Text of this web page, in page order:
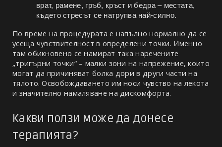
врат, рамене, гръб, кръст и бедра – местата,
където стресът се натрупва най-силно.
По време на процедурата е напълно нормално да се
усеща чувствителност в определени точки. Именно
там обикновено се намират така наречените
„тригърни точки“ – малки зони на напрежение, които
могат да причиняват болка дори в други части на
тялото. Освобождаването им носи чувство на лекота
и значително намаляване на дискомфорта.
Какви ползи може да донесе
терапията?